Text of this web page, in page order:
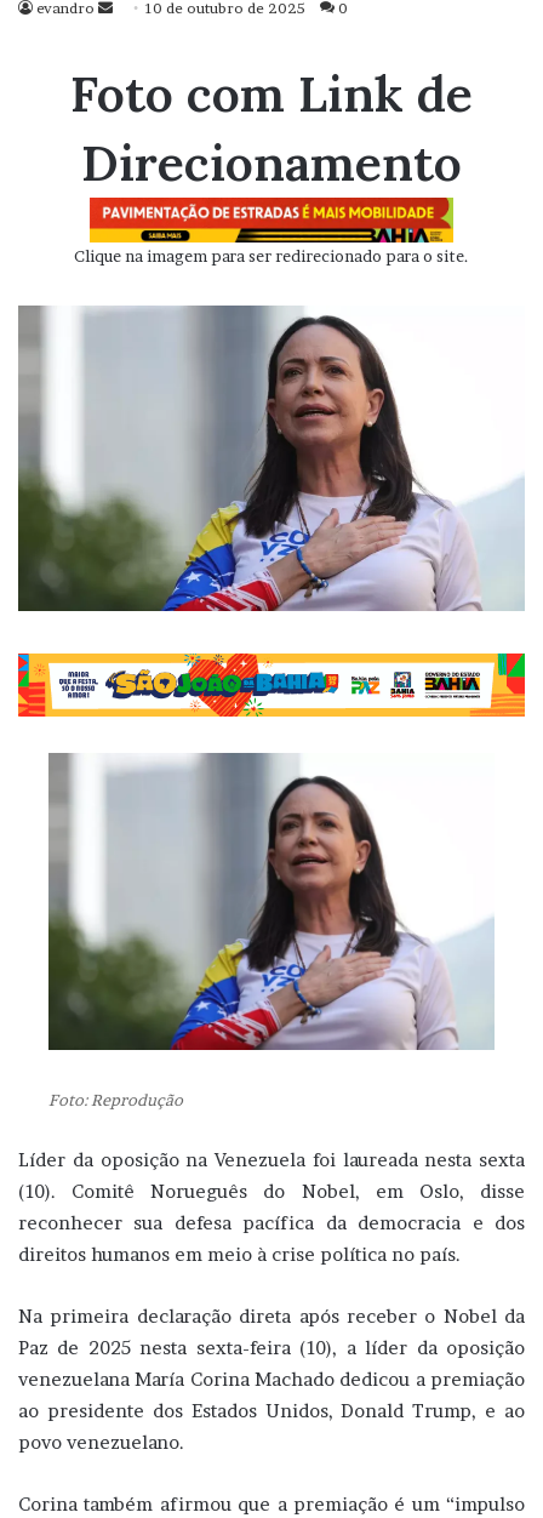
evandro
Mande
mail
10 de outubro de 2025 0
Foto com Link de
Direcionamento
Clique na imagem para ser redirecionado para o site.
Foto: Reprodução
Líder da oposição na Venezuela foi laureada nesta sexta
(10). Comitê Norueguês do Nobel, em Oslo, disse
reconhecer sua defesa pacífica da democracia e dos
direitos humanos em meio à crise política no país.
Na primeira declaração direta após receber o Nobel da
Paz de 2025 nesta sexta-feira (10), a líder da oposição
venezuelana María Corina Machado dedicou a premiação
ao presidente dos Estados Unidos, Donald Trump, e ao
povo venezuelano.
Corina também afirmou que a premiação é um “impulso